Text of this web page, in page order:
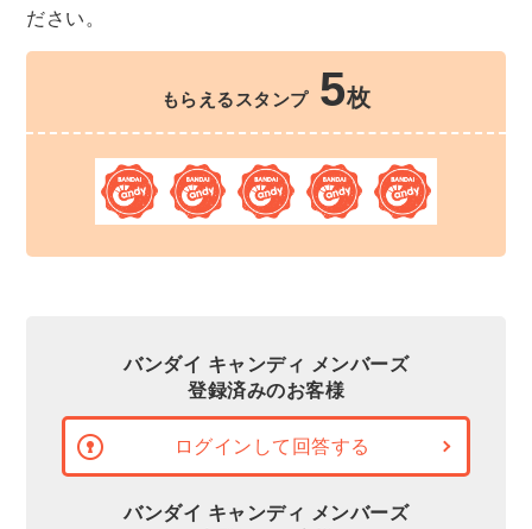
ださい。
もらえるスタンプ 5枚
バンダイ キャンディ メンバーズ
登録済みのお客様
ログインして回答する
バンダイ キャンディ メンバーズ